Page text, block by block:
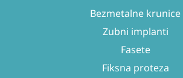
Bezmetalne krunice
Zubni implanti
Fasete
Fiksna proteza